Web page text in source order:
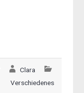
Clara
Verschiedenes